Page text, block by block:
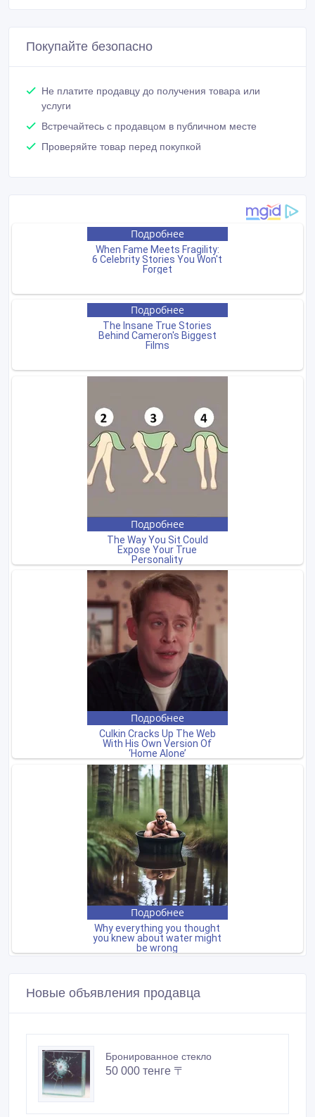
Покупайте безопасно
Не платите продавцу до получения товара или
услуги
Встречайтесь с продавцом в публичном месте
Проверяйте товар перед покупкой
Новые объявления продавца
Бронированное стекло
50 000 тенге 〒